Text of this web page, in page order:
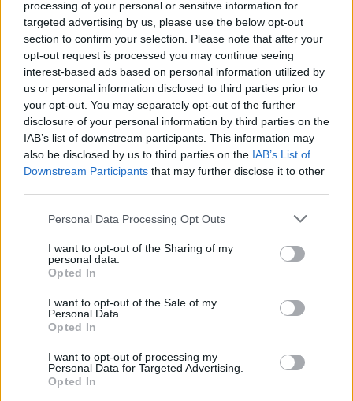
processing of your personal or sensitive information for
targeted advertising by us, please use the below opt-out
section to confirm your selection. Please note that after your
opt-out request is processed you may continue seeing
interest-based ads based on personal information utilized by
us or personal information disclosed to third parties prior to
your opt-out. You may separately opt-out of the further
disclosure of your personal information by third parties on the
IAB’s list of downstream participants. This information may
also be disclosed by us to third parties on the IAB’s List of
Downstream Participants that may further disclose it to other
Personal Data Processing Opt Outs
I want to opt-out of the Sharing of my
personal data.
Opted In
I want to opt-out of the Sale of my
Personal Data.
Opted In
I want to opt-out of processing my
Personal Data for Targeted Advertising.
Opted In
ΣΉΜΕΡΑ
Ζήτησε τον ιατρικό φάκελο του θύματος
και αρνείται την ανθρωποκτονία
Δεκαπενταύγουστος: Πώς
αμείβεται η εργασία την αργία
στον ιδιωτικό τομέα
ΣΉΜΕΡΑ
Διευκρινίσεις για την αμοιβή των
αργία του Δεκαπενταύγουστου παρέχει
Πληροφόρησης Εργαζόμενων
Μυστράς ‑πτώμα σε καταψύκτη: Σε
παθολογικά αίτια οφείλεται ο θάνατος του
ηλικιωμένου